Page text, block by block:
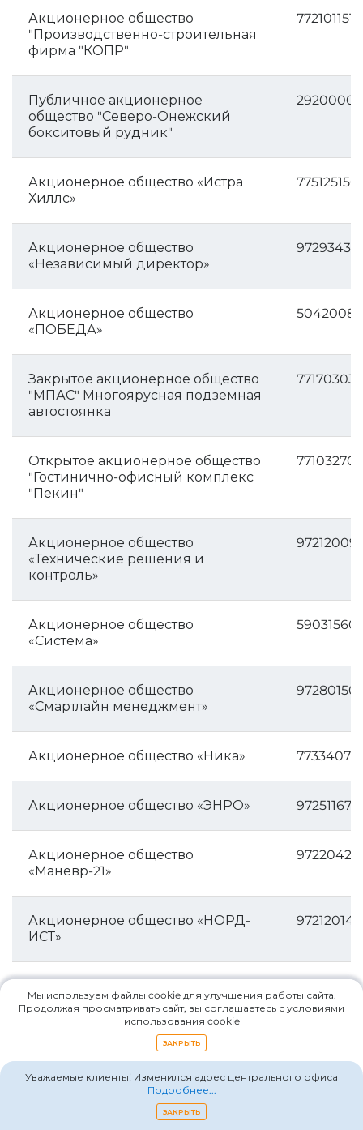
Мы используем файлы cookie для улучшения работы сайта.
Продолжая просматривать сайт, вы соглашаетесь с условиями
использования cookie
ЗАКРЫТЬ
Уважаемые клиенты! Изменился адрес центрального офиса
Подробнее...
ЗАКРЫТЬ
Акционерное общество
"Производственно-строительная
фирма "КОПР"
7721011516
Публичное акционерное
общество "Северо-Онежский
бокситовый рудник"
Акционерное общество «Истра
Хиллс»
Акционерное общество
«Независимый директор»
Акционерное общество
«ПОБЕДА»
Закрытое акционерное общество
"МПАС" Многоярусная подземная
автостоянка
Открытое акционерное общество
"Гостинично-офисный комплекс
"Пекин"
Акционерное общество
«Технические решения и
контроль»
Акционерное общество
«Система»
Акционерное общество
«Смартлайн менеджмент»
Акционерное общество «Ника»
Акционерное общество «ЭНРО»
Акционерное общество
«Маневр-21»
Акционерное общество «НОРД-
ИСТ»
«Экопласт»
Акционерное общество
Компания»